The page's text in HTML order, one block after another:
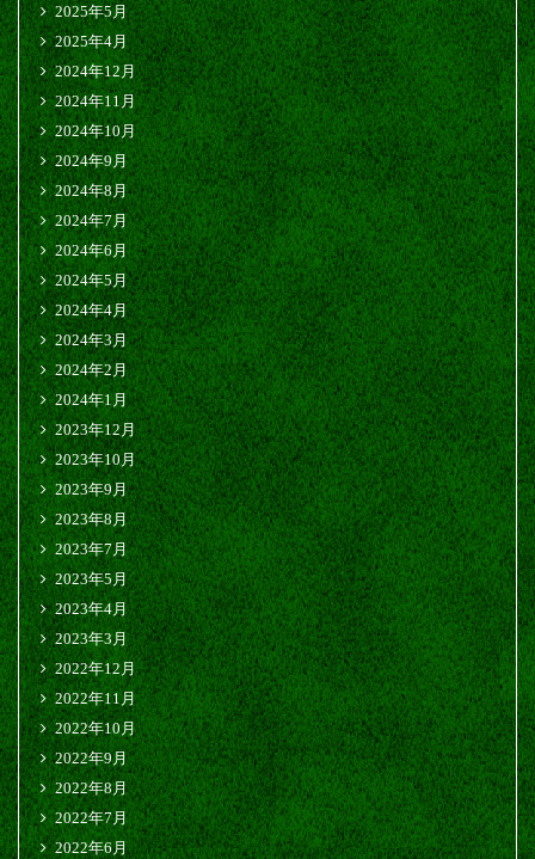
2025年5月
2025年4月
2024年12月
2024年11月
2024年10月
2024年9月
2024年8月
2024年7月
2024年6月
2024年5月
2024年4月
2024年3月
2024年2月
2024年1月
2023年12月
2023年10月
2023年9月
2023年8月
2023年7月
2023年5月
2023年4月
2023年3月
2022年12月
2022年11月
2022年10月
2022年9月
2022年8月
2022年7月
2022年6月